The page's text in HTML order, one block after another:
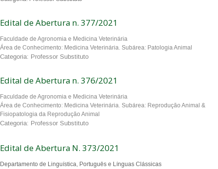
Edital de Abertura n. 377/2021
Faculdade de Agronomia e Medicina Veterinária
Área de Conhecimento: Medicina Veterinária. Subárea: Patologia Animal
Categoria: Professor Substituto
Edital de Abertura n. 376/2021
Faculdade de Agronomia e Medicina Veterinária
Área de Conhecimento: Medicina Veterinária. Subárea: Reprodução Animal &
Fisiopatologia da Reprodução Animal
Categoria: Professor Substituto
Edital de Abertura N. 373/2021
Departamento de Linguística, Português e Línguas Clássicas